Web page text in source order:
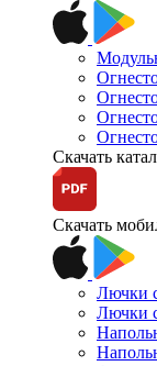
Скачать
Скачать
Лючки
Лючки